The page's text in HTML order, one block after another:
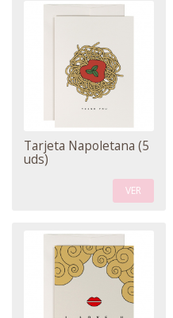
Tarjeta Napoletana (5
uds)
VER